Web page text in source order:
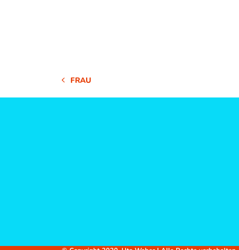
VORHERIGER
BEITRAG:
FRAU